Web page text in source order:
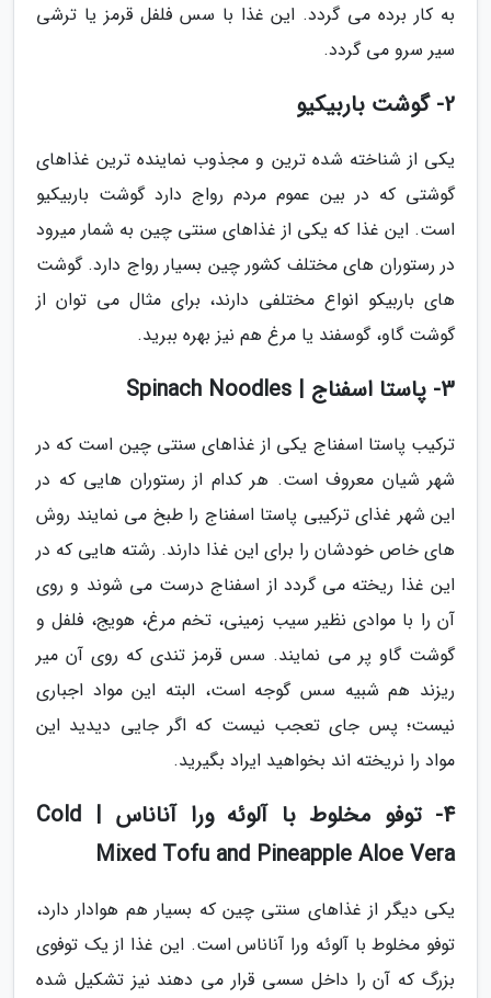
به کار برده می گردد. این غذا با سس فلفل قرمز یا ترشی
سیر سرو می گردد.
2- گوشت باربیکیو
یکی از شناخته شده ترین و مجذوب نماینده ترین غذاهای
گوشتی که در بین عموم مردم رواج دارد گوشت باربیکیو
است. این غذا که یکی از غذاهای سنتی چین به شمار میرود
در رستوران های مختلف کشور چین بسیار رواج دارد. گوشت
های باربیکو انواع مختلفی دارند، برای مثال می توان از
گوشت گاو، گوسفند یا مرغ هم نیز بهره ببرید.
3- پاستا اسفناج | Spinach Noodles
ترکیب پاستا اسفناج یکی از غذاهای سنتی چین است که در
شهر شیان معروف است. هر کدام از رستوران هایی که در
این شهر غذای ترکیبی پاستا اسفناج را طبخ می نمایند روش
های خاص خودشان را برای این غذا دارند. رشته هایی که در
این غذا ریخته می گردد از اسفناج درست می شوند و روی
آن را با موادی نظیر سیب زمینی، تخم مرغ، هویج، فلفل و
گوشت گاو پر می نمایند. سس قرمز تندی که روی آن میر
ریزند هم شبیه سس گوجه است، البته این مواد اجباری
نیست؛ پس جای تعجب نیست که اگر جایی دیدید این
مواد را نریخته اند بخواهید ایراد بگیرید.
4- توفو مخلوط با آلوئه ورا آناناس | Cold
Mixed Tofu and Pineapple Aloe Vera
یکی دیگر از غذاهای سنتی چین که بسیار هم هوادار دارد،
توفو مخلوط با آلوئه ورا آناناس است. این غذا از یک توفوی
بزرگ که آن را داخل سسی قرار می دهند نیز تشکیل شده